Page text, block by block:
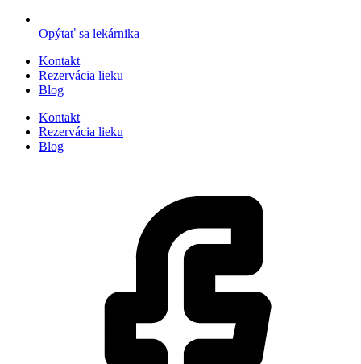
Opýtať sa lekárnika
Kontakt
Rezervácia lieku
Blog
Kontakt
Rezervácia lieku
Blog